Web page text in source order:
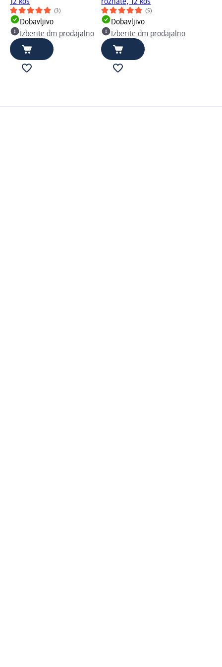
12 kos
(3)
Dobavljivo
Izberite dm prodajalno
rožnate, 12 kos
(5)
Dobavljivo
Izberite dm prodajalno